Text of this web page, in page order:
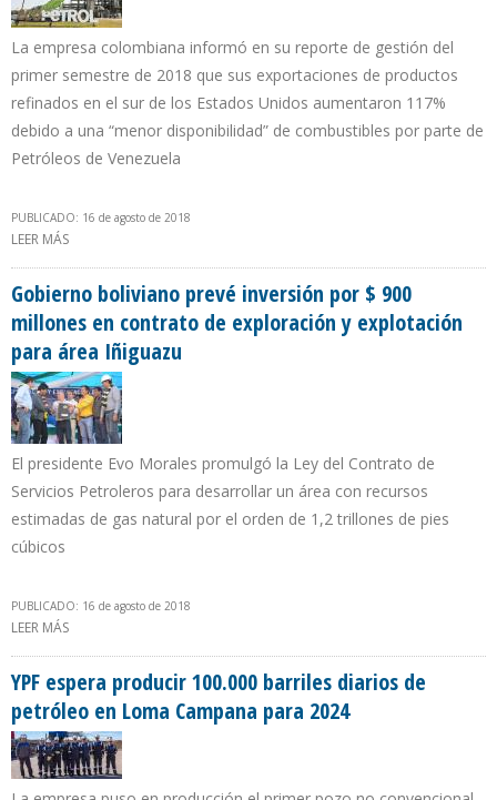
La empresa colombiana informó en su reporte de gestión del
primer semestre de 2018 que sus exportaciones de productos
refinados en el sur de los Estados Unidos aumentaron 117%
debido a una “menor disponibilidad” de combustibles por parte de
Petróleos de Venezuela
PUBLICADO: 16 de agosto de 2018
LEER MÁS
Gobierno boliviano prevé inversión por $ 900
millones en contrato de exploración y explotación
para área Iñiguazu
El presidente Evo Morales promulgó la Ley del Contrato de
Servicios Petroleros para desarrollar un área con recursos
estimadas de gas natural por el orden de 1,2 trillones de pies
cúbicos
PUBLICADO: 16 de agosto de 2018
LEER MÁS
ÁREA IÑIGUAZU
YPF espera producir 100.000 barriles diarios de
petróleo en Loma Campana para 2024